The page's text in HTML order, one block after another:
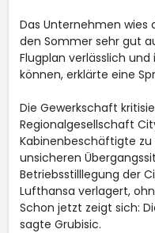
Das Unternehmen wies
den Sommer sehr gut
Flugplan verlässlich
können, erklärte eine
Die Gewerkschaft
Regionalgesellschaft
Kabinenbeschäftigte zu
unsicheren
Betriebsstilllegung der
Lufthansa verlagert,
Schon jetzt zeigt sich:
sagte Grubisic.